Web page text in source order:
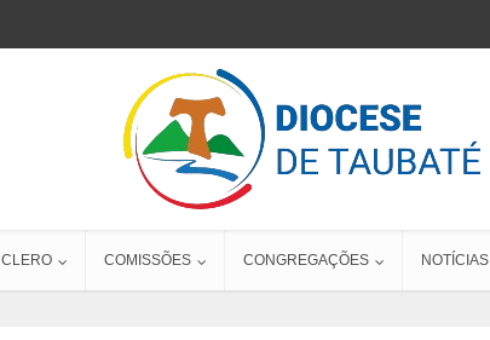
CLERO COMISSÕES CONGREGAÇÕES NOTÍCIAS